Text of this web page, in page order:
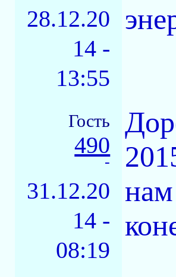
28.12.20
14 -
13:55
Гость
490
-
31.12.20
14 -
08:19
нам